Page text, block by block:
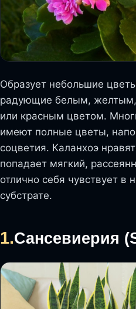
Образует небольшие
радующие белым,
или красным цветом.
имеют полные цветы,
соцветия. Каланхоэ
попадает мягкий,
отлично себя чувствует
субстрате.
1.Сансевиерия